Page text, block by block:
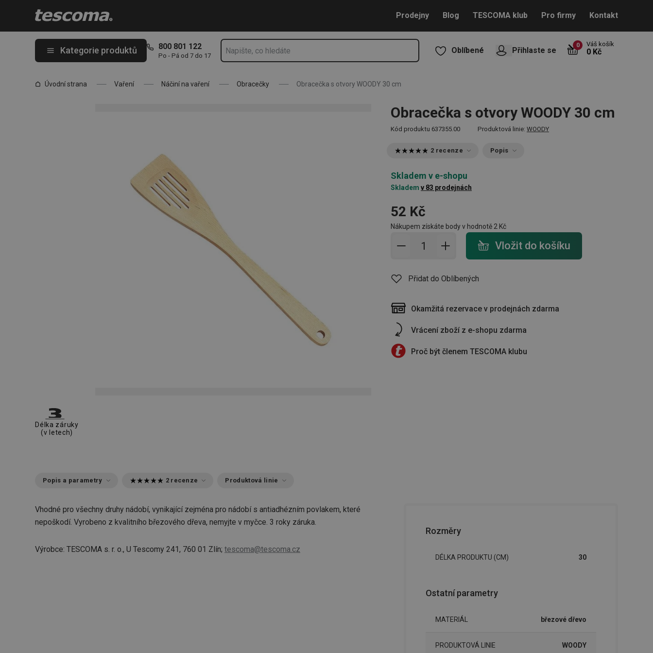
Prodejny Blog TESCOMA klub Pro firmy Kontakt
Kategorie produktů 800 801 122
Po - Pá od 7 do 17
Oblíbené Přihlaste se
0 Váš košík
0 Kč
Úvodní strana Vaření Náčiní na vaření Obracečky Obracečka s otvory WOODY 30 cm
Obracečka s otvory WOODY 30 cm
Kód produktu 637355.00 Produktová linie: WOODY
2 recenze Popis
Skladem v e-shopu
Skladem v 83 prodejnách
52 Kč
Nákupem získáte body v hodnotě 2 Kč
Přidat do košíku - počet
Vložit do košíku
Přidat do Oblíbených
Okamžitá rezervace v prodejnách zdarma
Vrácení zboží z e-shopu zdarma
Proč být členem TESCOMA klubu
Délka záruky
(v letech)
Popis a parametry 2 recenze Produktová linie
Vhodné pro všechny druhy nádobí, vynikající zejména pro nádobí s antiadhézním povlakem, které
nepoškodí. Vyrobeno z kvalitního březového dřeva, nemyjte v myčce. 3 roky záruka.
Výrobce: TESCOMA s. r. o., U Tescomy 241, 760 01 Zlín; tescoma@tescoma.cz
Rozměry
DÉLKA PRODUKTU (CM) 30
Ostatní parametry
MATERIÁL březové dřevo
PRODUKTOVÁ LINIE WOODY